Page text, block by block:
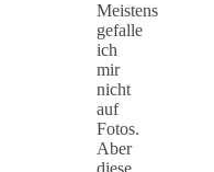
Meistens
gefalle
ich
mir
nicht
auf
Fotos.
Aber